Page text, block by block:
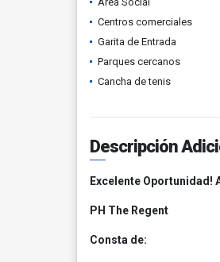
Centros comerciales
Garita de Entrada
Parques cercanos
Cancha de tenis
Descripción
Excelente Oportunidad!
PH The Regent
Consta de: